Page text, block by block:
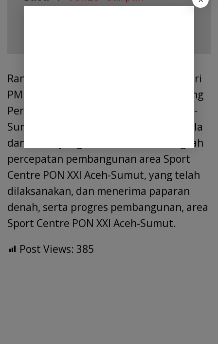
Rangkaian kegiatan peninjauan Menteri
PMK dilanjutkan dengan, rapat di Ruang
Pertemuan Sport Centre PON XXI Aceh-
Sumut. Di sini dibahas berbagai kendala
dan solusi yang dilakukan, serta langkah
percepatan pembangunan area Sport
Centre PON XXI Aceh-Sumut, yang telah
dilaksanakan, dan menerima paparan
denah, serta progres pembangunan, area
Sport Centre PON XXI Aceh-Sumut.
Post Views: 385